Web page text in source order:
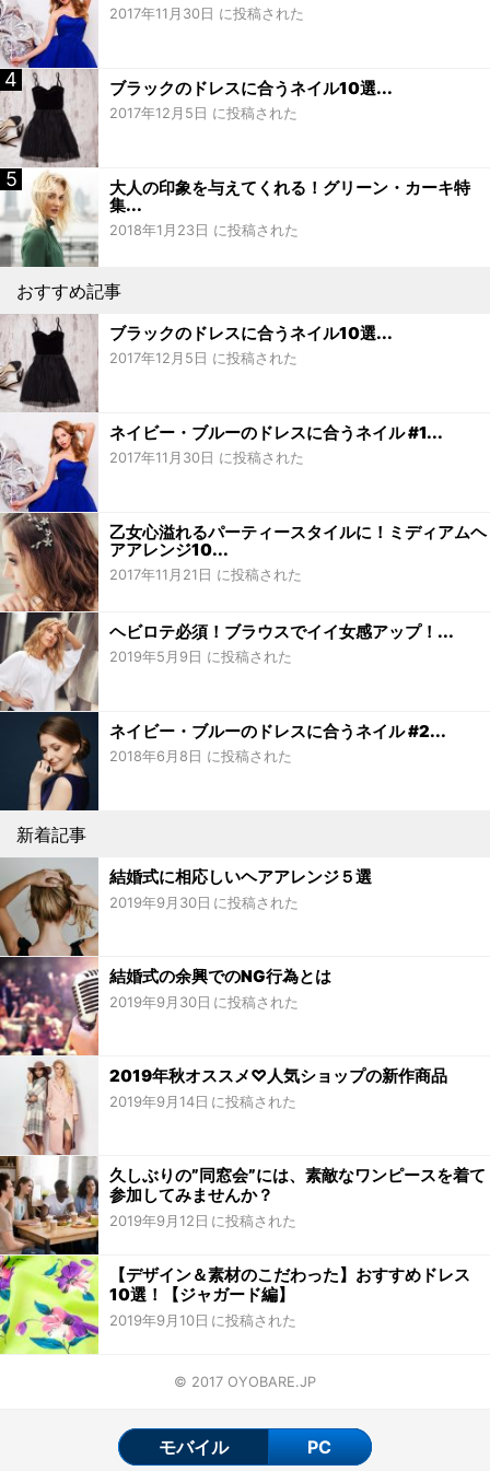
2017年11月30日 に投稿された
ブラックのドレスに合うネイル10選...
2017年12月5日 に投稿された
大人の印象を与えてくれる！グリーン・カーキ特
集...
2018年1月23日 に投稿された
おすすめ記事
ブラックのドレスに合うネイル10選...
2017年12月5日 に投稿された
ネイビー・ブルーのドレスに合うネイル #1...
2017年11月30日 に投稿された
乙女心溢れるパーティースタイルに！ミディアムヘ
アアレンジ10...
2017年11月21日 に投稿された
ヘビロテ必須！ブラウスでイイ女感アップ！...
2019年5月9日 に投稿された
ネイビー・ブルーのドレスに合うネイル #2...
2018年6月8日 に投稿された
新着記事
結婚式に相応しいヘアアレンジ５選
2019年9月30日
結婚式の余興でのNG行為とは
2019年9月30日
2019年秋オススメ♡人気ショップの新作商品
2019年9月14日
久しぶりの”同窓会”には、素敵なワンピースを着て
参加してみませんか？
2019年9月12日
【デザイン＆素材のこだわった】おすすめドレス
10選！【ジャガード編】
2019年9月10日
© 2017 OYOBARE.JP
モバイル PC